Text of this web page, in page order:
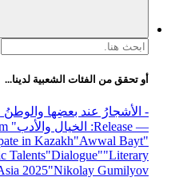
البحث
أو تحقق من الفئات الشعبية لدينا...
- الأشجارُ عند بعضِها والوطنُ
— Release
: الخيال والأدب
in Kazakh"Awwal Bayt"
Talents"Dialogue""Literary
2025"Nikolay Gumilyov و poet